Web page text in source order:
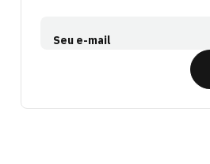
Seu e-mail